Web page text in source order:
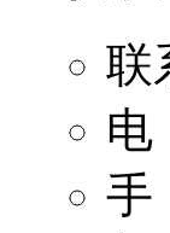
联
电
手